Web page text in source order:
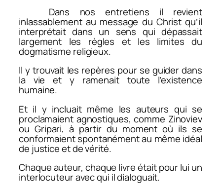
Dans nos entretiens il revient
inlassablement au message du Christ qu’il
interprétait dans un sens qui dépassait
largement les règles et les limites du
dogmatisme religieux.
Il y trouvait les repères pour se guider dans
la vie et y ramenait toute l’existence
humaine.
Et il y incluait même les auteurs qui se
proclamaient agnostiques, comme Zinoviev
ou Gripari, à partir du moment où ils se
conformaient spontanément au même idéal
de justice et de vérité.
Chaque auteur, chaque livre était pour lui un
interlocuteur avec qui il dialoguait.